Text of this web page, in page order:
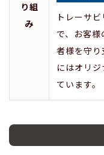
り組
み
トレーサ
で、お客
者様を守
にはオリ
ています。